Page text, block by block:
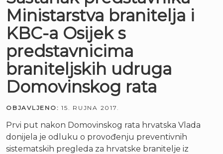
Ministarstva branitelja i
KBC-a Osijek s
predstavnicima
braniteljskih udruga
Domovinskog rata
OBJAVLJENO: 15. RUJNA 2017.
Prvi put nakon Domovinskog rata hrvatska Vlada
donijela je odluku o provođenju preventivnih
sistematskih pregleda za hrvatske branitelje iz